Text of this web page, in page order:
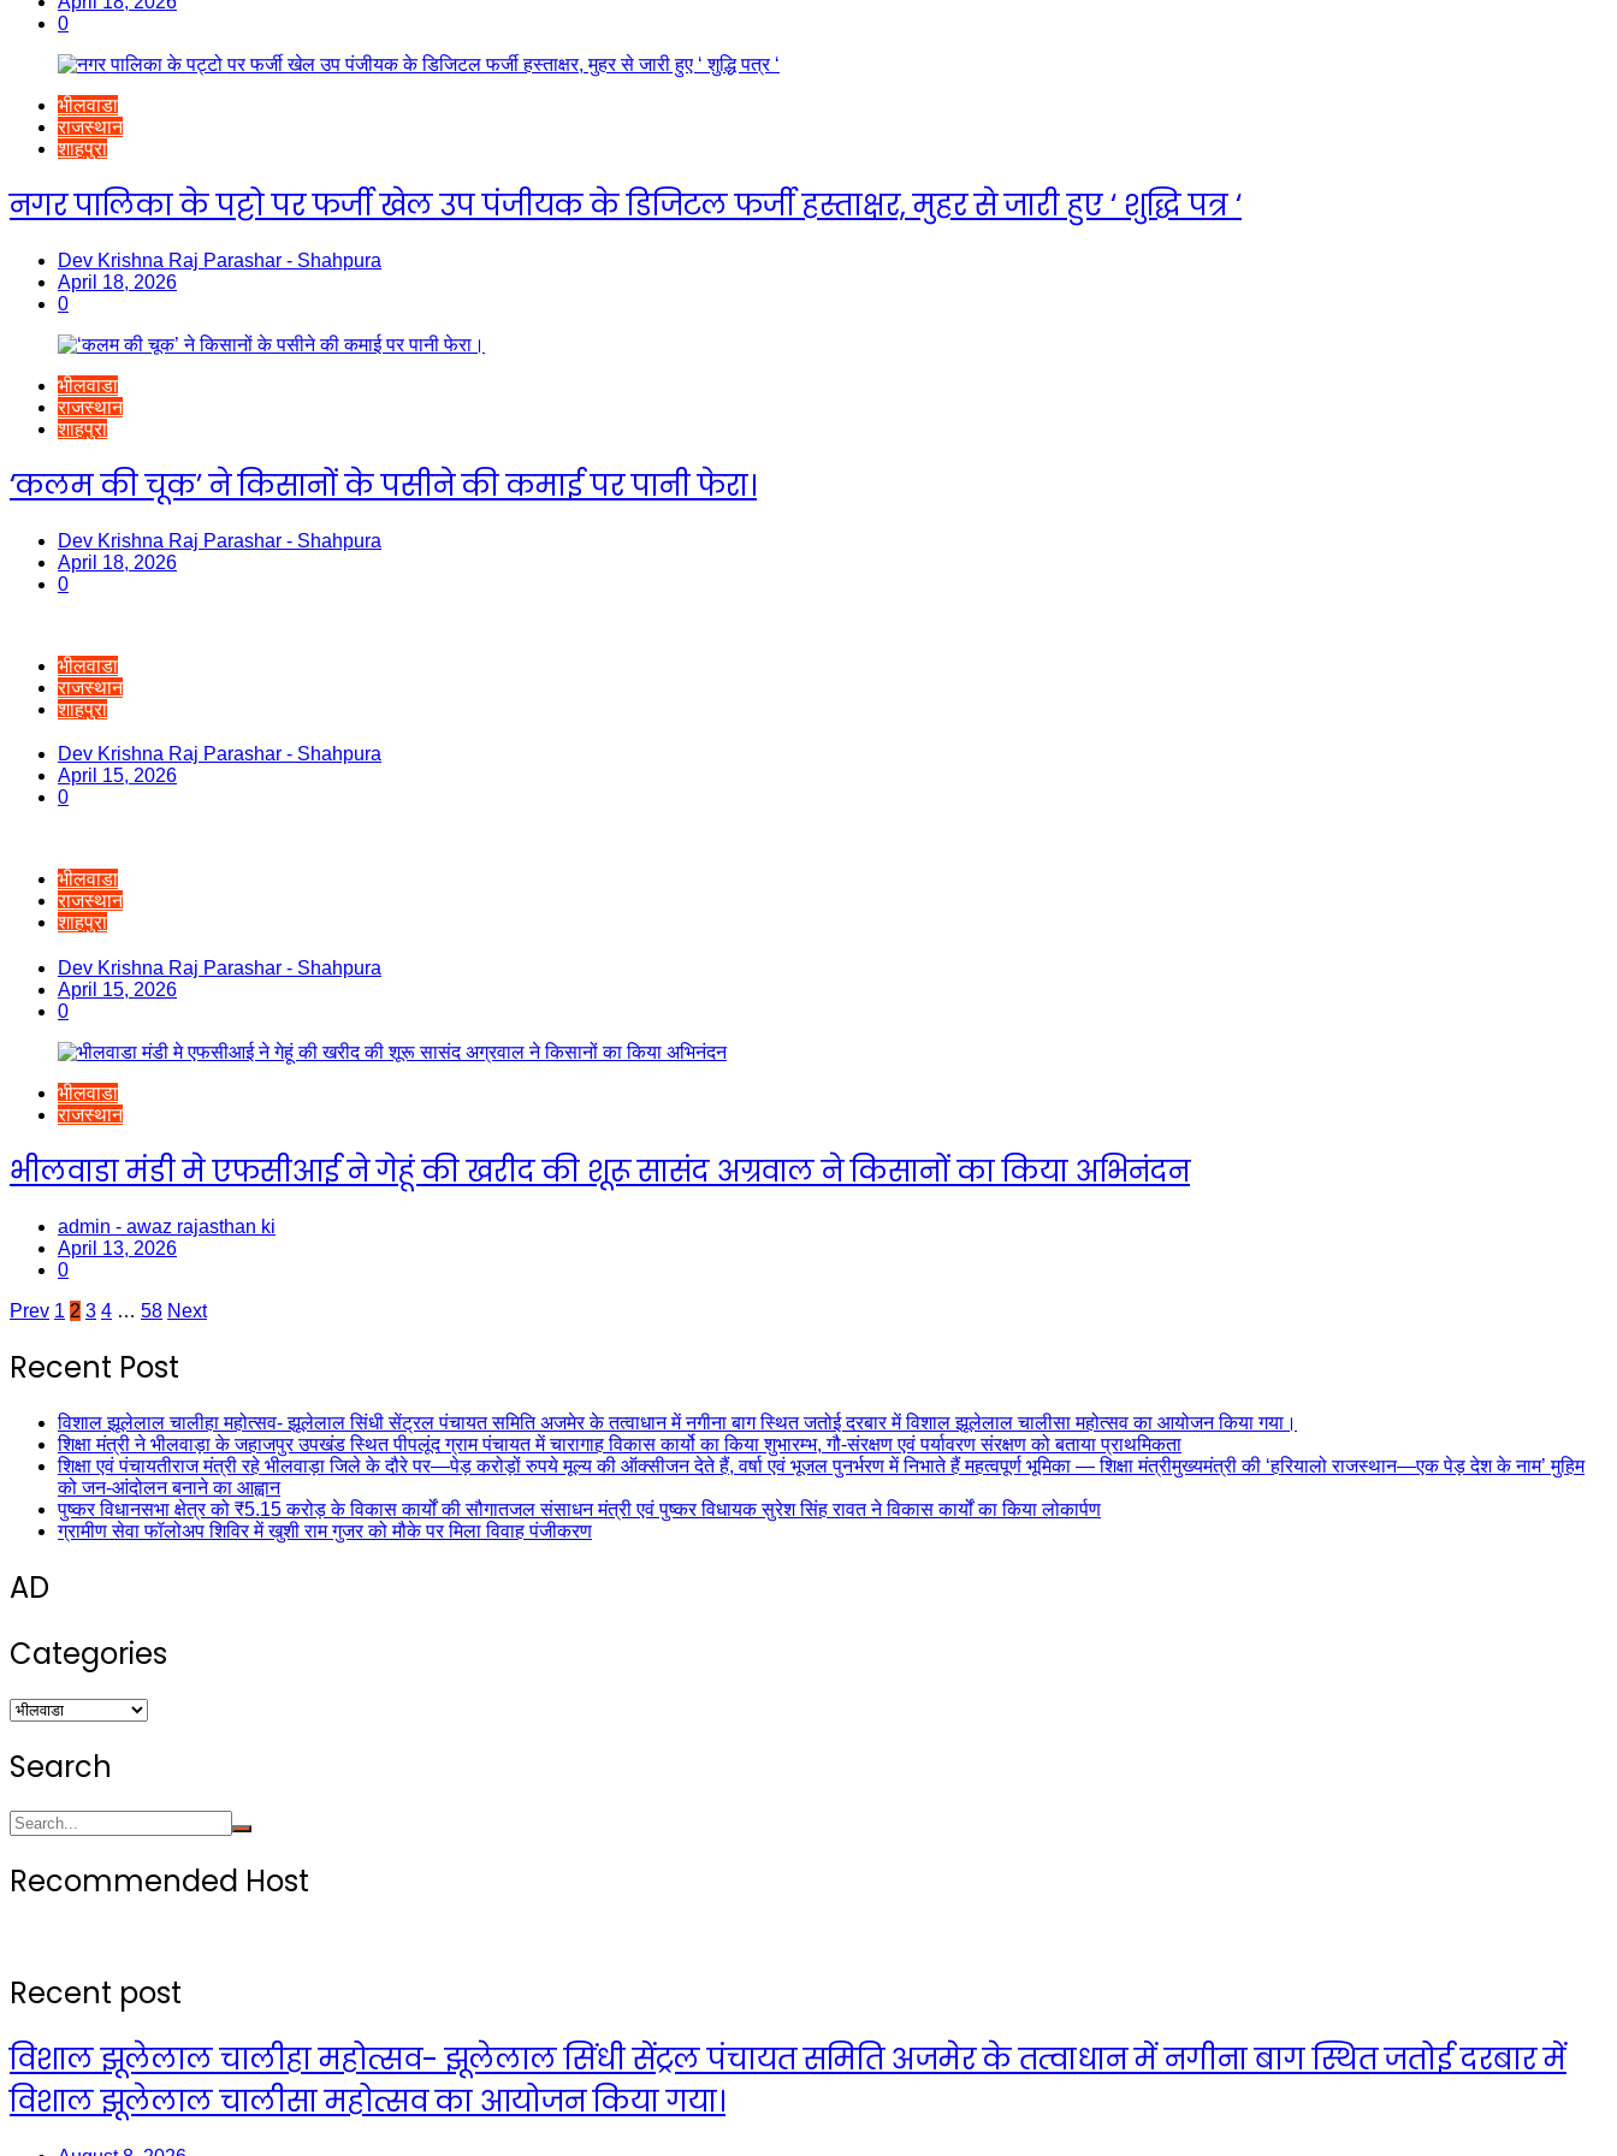
0
भीलवाडा
राजस्थान
शाहपुरा
नगर पालिका के पट्टो पर फर्जी खेल उप पंजीयक के डिजिटल फर्जी हस्ताक्षर, मुहर से जारी हुए ‘ शुद्धि पत्र ‘
Dev Krishna Raj Parashar - Shahpura
April 18, 2026
0
भीलवाडा
राजस्थान
शाहपुरा
‘कलम की चूक’ ने किसानों के पसीने की कमाई पर पानी फेरा।
Dev Krishna Raj Parashar - Shahpura
April 18, 2026
0
भीलवाडा
राजस्थान
शाहपुरा
Dev Krishna Raj Parashar - Shahpura
April 15, 2026
0
भीलवाडा
राजस्थान
शाहपुरा
Dev Krishna Raj Parashar - Shahpura
April 15, 2026
0
भीलवाडा
राजस्थान
भीलवाडा मंडी मे एफसीआई ने गेहूं की खरीद की शूरू सासंद अग्रवाल ने किसानों का किया अभिनंदन
admin - awaz rajasthan ki
April 13, 2026
0
Posts
pagination
Prev 1 2 3 4 … 58 Next
Recent Post
विशाल झूलेलाल चालीहा महोत्सव- झूलेलाल सिंधी सेंट्रल पंचायत समिति अजमेर के तत्वाधान में नगीना बाग स्थित जतोई दरबार में विशाल झूलेलाल चालीसा महोत्सव का आयोजन किया गया।
शिक्षा मंत्री ने भीलवाड़ा के जहाजपुर उपखंड स्थित पीपलूंद ग्राम पंचायत में चारागाह विकास कार्यो का किया शुभारम्भ, गौ-संरक्षण एवं पर्यावरण संरक्षण को बताया प्राथमिकता
शिक्षा एवं पंचायतीराज मंत्री रहे भीलवाड़ा जिले के दौरे पर—पेड़ करोड़ों रुपये मूल्य की ऑक्सीजन देते हैं, वर्षा एवं भूजल पुनर्भरण में निभाते हैं महत्वपूर्ण भूमिका — शिक्षा मंत्रीमुख्यमंत्री की ‘हरियालो राजस्थान—एक पेड़ देश के नाम’ मुहिम
को जन-आंदोलन बनाने का आह्वान
पुष्कर विधानसभा क्षेत्र को ₹5.15 करोड़ के विकास कार्यों की सौगातजल संसाधन मंत्री एवं पुष्कर विधायक सुरेश सिंह रावत ने विकास कार्यों का किया लोकार्पण
ग्रामीण सेवा फॉलोअप शिविर में खुशी राम गुजर को मौके पर मिला विवाह पंजीकरण
AD
Categories
Categories
Search
Recommended Host
Recent post
विशाल झूलेलाल चालीहा महोत्सव- झूलेलाल सिंधी सेंट्रल पंचायत समिति अजमेर के तत्वाधान में नगीना बाग स्थित जतोई दरबार में
विशाल झूलेलाल चालीसा महोत्सव का आयोजन किया गया।